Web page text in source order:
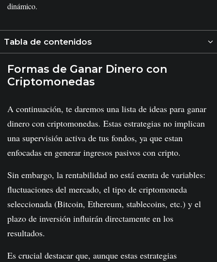
dinámico.
Tabla de contenidos
Formas de Ganar Dinero con
Criptomonedas
A continuación, te daremos una lista de ideas para ganar
dinero con criptomonedas. Estas estrategias no implican
una supervisión activa de tus fondos, ya que estan
enfocadas en generar ingresos pasivos con cripto.
Sin embargo, la rentabilidad no está exenta de variables:
fluctuaciones del mercado, el tipo de criptomoneda
seleccionada (Bitcoin, Ethereum, stablecoins, etc.) y el
plazo de inversión influirán directamente en los
resultados.
Es crucial destacar que, aunque estas estrategias